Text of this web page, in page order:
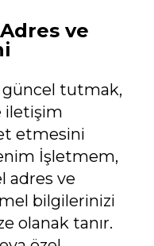
ve
tutmak,
iletişim
etmesini
İşletmem,
adres ve
bilgilerinizi
olanak tanır.